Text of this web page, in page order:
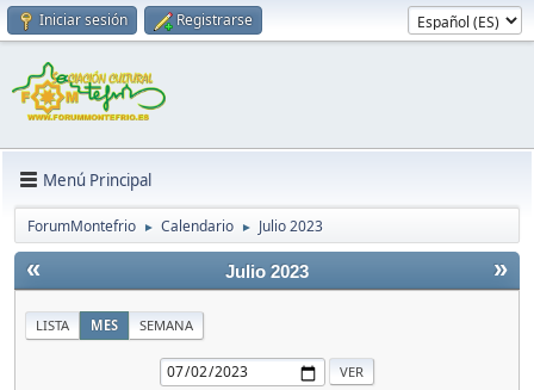
Iniciar sesión Registrarse
Menú Principal
ForumMontefrio ► Calendario ► Julio 2023
« »
Julio 2023
LISTA MES SEMANA